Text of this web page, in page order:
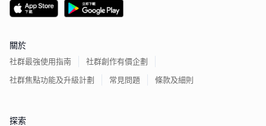
關於
社群最強使用指南
社群創作有價企劃
社群焦點功能及升級計劃
常見問題 條款及細則
探索